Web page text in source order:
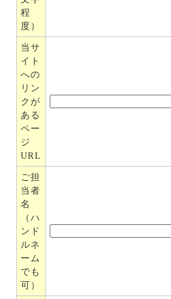
程
度）
当サ
イト
への
リン
クが
ある
ペー
ジ
URL
ご担
当者
名
（ハ
ンド
ルネ
ーム
でも
可）